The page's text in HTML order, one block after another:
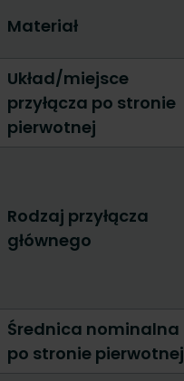
Materiał
Układ/miejsce
przyłącza po stronie
pierwotnej
Rodzaj przyłącza
głównego
Średnica nominalna
po stronie pierwotnej